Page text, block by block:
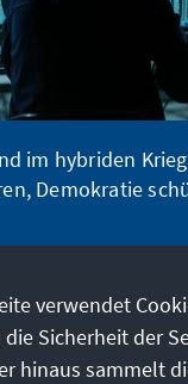
im hybriden
Demokratie
verwendet
Sicherheit der
hinaus sammelt